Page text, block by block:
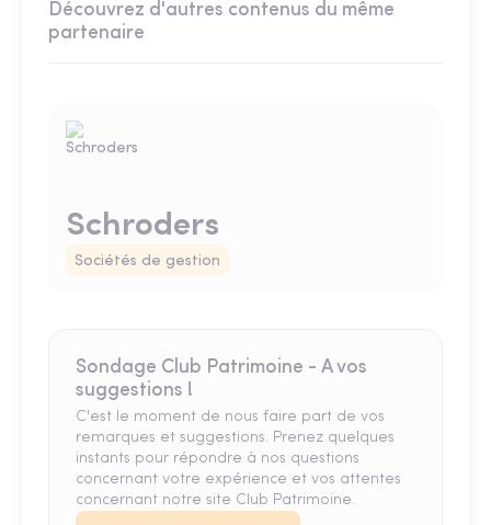
Découvrez d'autres contenus du même
partenaire
Schroders
Sociétés de gestion
Sondage Club Patrimoine - A vos
suggestions !
C'est le moment de nous faire part de vos
remarques et suggestions. Prenez quelques
instants pour répondre à nos questions
concernant votre expérience et vos attentes
concernant notre site Club Patrimoine.